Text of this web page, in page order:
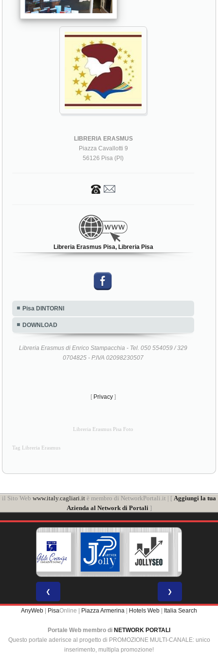
LIBRERIA ERASMUS
Piazza Cavallotti 9
56126 Pisa (PI)
Libreria Erasmus Pisa, Libreria Pisa
Pisa DINTORNI
DOWNLOAD
Libreria Erasmus di Enrico Stampacchia - Tel. 050 554059 / 329
0704825 - P.IVA 02098230507
[ Privacy ]
Libreria Erasmus Pisa Foto
Tag Libreria Erasmus
il Sito Web www.italy.cagliari.it è membro di NetworkPortali.it | [ Aggiungi la tua
Azienda al Network di Portali]
❮ ❯
AnyWeb PisaOnline | Piazza Armerina Hotels Web Italia Search
Portale Web membro di NETWORK PORTALI
Questo portale aderisce al progetto di PROMOZIONE MULTI-CANALE: unico
inserimento, multipla promozione!